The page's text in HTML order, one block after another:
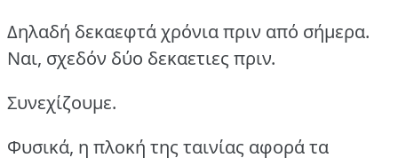
Δηλαδή δεκαεφτά χρόνια πριν από σήμερα.
Ναι, σχεδόν δύο δεκαετιες πριν.
Συνεχίζουμε.
Φυσικά, η πλοκή της ταινίας αφορά τα